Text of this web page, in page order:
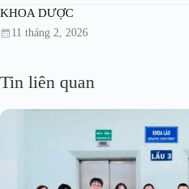
KHOA DƯỢC
11 tháng 2, 2026
Tin liên quan